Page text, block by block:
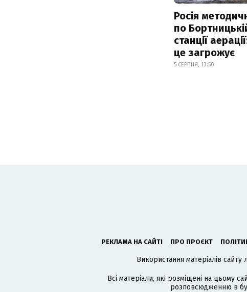
Росія
по
станції
це загрожує
5 СЕРПНЯ, 13:50
РЕКЛАМА НА САЙТІ ПРО ПРОЄКТ
Використання матеріалів
Всі матеріали, які розміщені на цьому
розповсюдженню в